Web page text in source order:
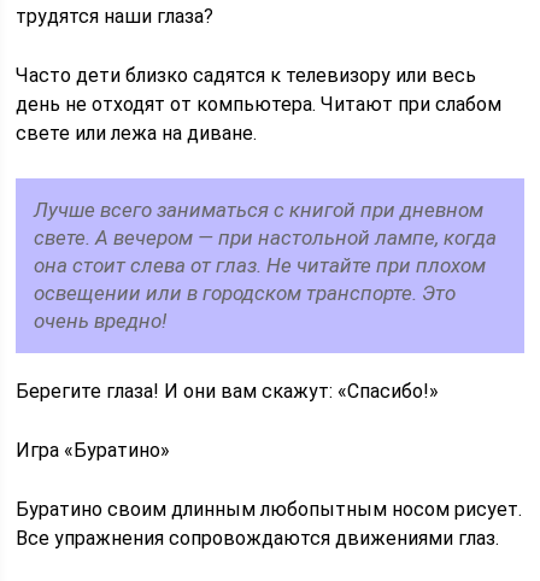
трудятся наши глаза?
Часто дети близко садятся к телевизору или весь
день не отходят от компьютера. Читают при слабом
свете или лежа на диване.
Лучше всего заниматься с книгой при дневном
свете. А вечером — при настольной лампе, когда
она стоит слева от глаз. Не читайте при плохом
освещении или в городском транспорте. Это
очень вредно!
Берегите глаза! И они вам скажут: «Спасибо!»
Игра «Буратино»
Буратино своим длинным любопытным носом рисует.
Все упражнения сопровождаются движениями глаз.